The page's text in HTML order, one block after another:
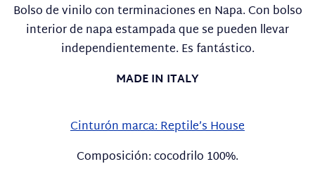
Bolso de vinilo con terminaciones en Napa. Con bolso
interior de napa estampada que se pueden llevar
independientemente. Es fantástico.
MADE IN ITALY
Cinturón marca: Reptile’s House
Composición: cocodrilo 100%.